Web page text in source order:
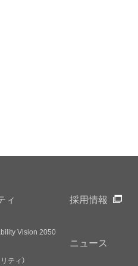
ィ
Vision 2050
ティ）
採用情報
ニュース